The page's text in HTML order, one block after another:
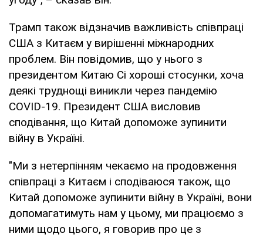
Трамп також відзначив важливість співпраці
США з Китаєм у вирішенні міжнародних
проблем. Він повідомив, що у нього з
президентом Китаю Сі хороші стосунки, хоча
деякі труднощі виникли через пандемію
COVID-19. Президент США висловив
сподівання, що Китай допоможе зупинити
війну в Україні.
"Ми з нетерпінням чекаємо на продовження
співпраці з Китаєм і сподіваюся також, що
Китай допоможе зупинити війну в Україні, вони
допомагатимуть нам у цьому, ми працюємо з
ними щодо цього, я говорив про це з